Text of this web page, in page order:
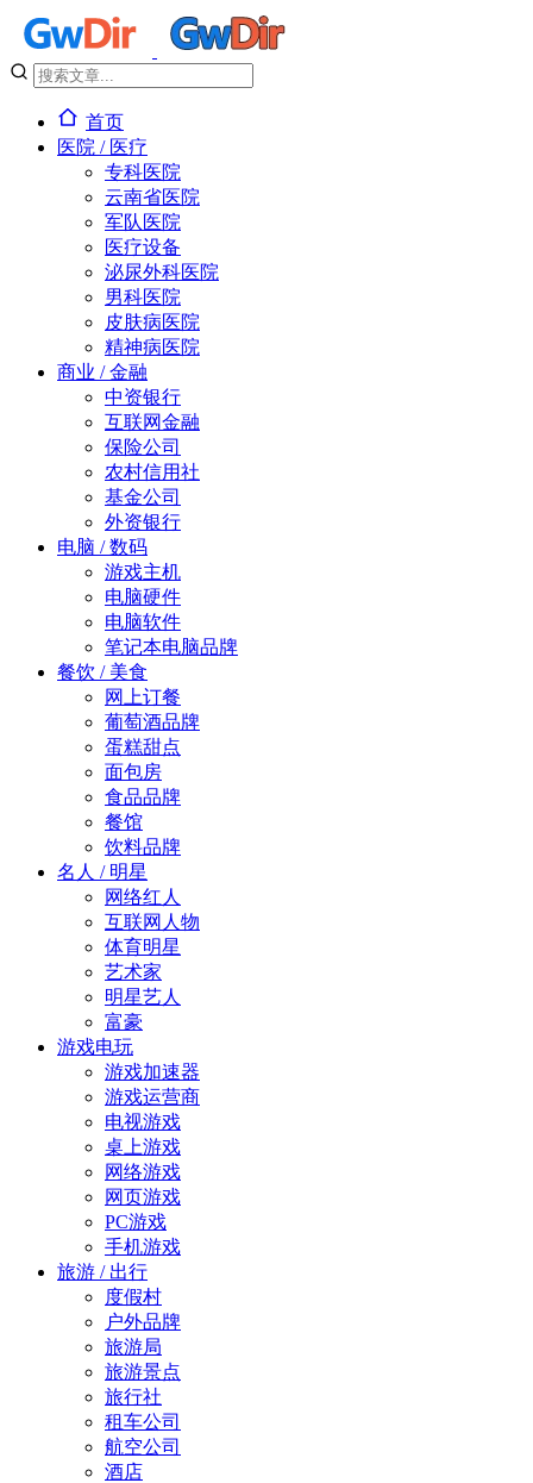
首页
医院 / 医疗
专科医院
云南省医院
军队医院
医疗设备
泌尿外科医院
男科医院
皮肤病医院
精神病医院
商业 / 金融
中资银行
互联网金融
保险公司
农村信用社
基金公司
外资银行
电脑 / 数码
游戏主机
电脑硬件
电脑软件
笔记本电脑品牌
餐饮 / 美食
网上订餐
葡萄酒品牌
蛋糕甜点
面包房
食品品牌
餐馆
饮料品牌
名人 / 明星
网络红人
互联网人物
体育明星
艺术家
明星艺人
富豪
游戏电玩
游戏加速器
游戏运营商
电视游戏
桌上游戏
网络游戏
网页游戏
PC游戏
手机游戏
旅游 / 出行
度假村
户外品牌
旅游局
旅游景点
旅行社
租车公司
航空公司
酒店